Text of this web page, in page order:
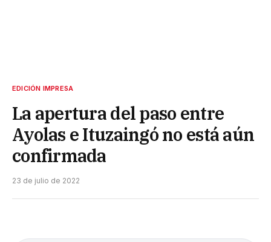
EDICIÓN IMPRESA
La apertura del paso entre
Ayolas e Ituzaingó no está aún
confirmada
23 de julio de 2022